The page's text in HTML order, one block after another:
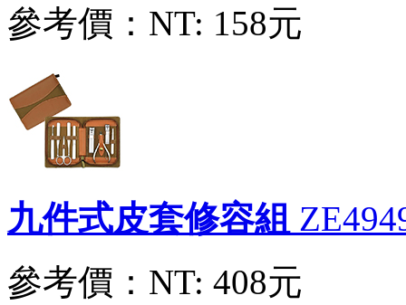
參考價： NT: 158元
九件式皮套修容組
參考價： NT: 408元